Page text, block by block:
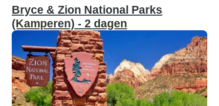
Bryce & Zion National Parks
(Kamperen) - 2 dagen